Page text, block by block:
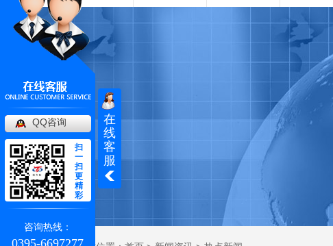
在
线
客
服
QQ咨询
扫
一
扫
更
精
彩
咨询热线：